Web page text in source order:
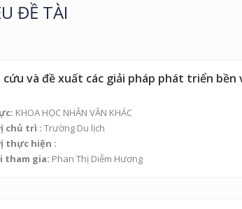
ĐỀ TÀI
cứu và đề xuất các giải pháp phát triển
KHOA HỌC NHÂN VĂN KHÁC
chủ trì : Trường Du lịch
thực hiện :
tham gia: Phan Thị Diễm Hương